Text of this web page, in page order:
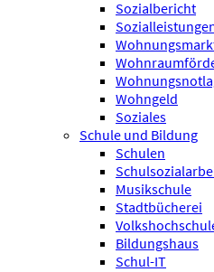
Sozialbericht
Wohngeld
Soziales
Schule und Bildung
Schulen
Musikschule
Stadtbücherei
Bildungshaus
Schul-IT